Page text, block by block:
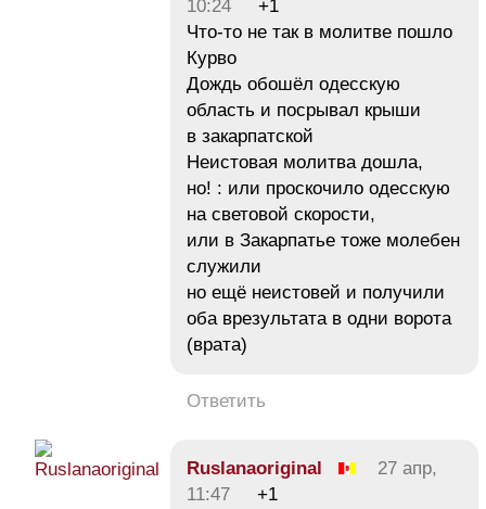
10:24
+1
Что-то не так в молитве пошло
Курво
Дождь обошёл одесскую
область и посрывал крыши
в закарпатской
Неистовая молитва дошла,
но! : или проскочило одесскую
на световой скорости,
или в Закарпатье тоже молебен
служили
но ещё неистовей и получили
оба врезультата в одни ворота
(врата)
Ответить
Ruslanaoriginal
27 апр,
11:47
+1